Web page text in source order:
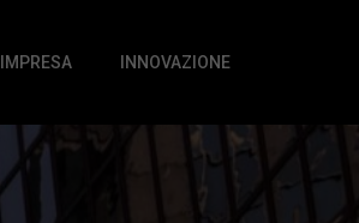
INNOVAZIONE